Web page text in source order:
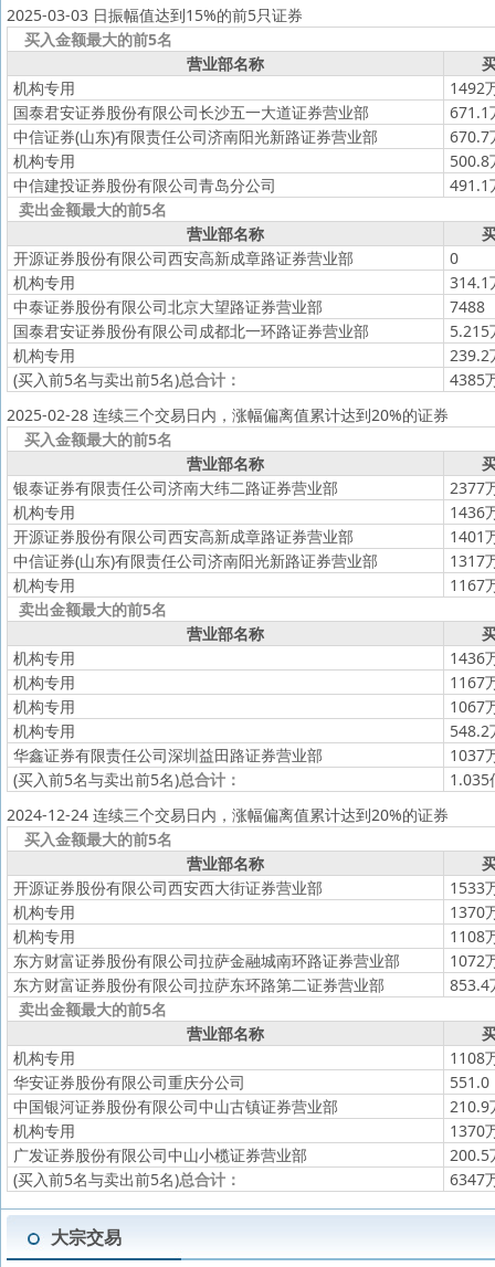
2025-03-03 日振幅值达到15%的前5只证券
买入金额最大的前5名
营业部名称
机构专用
1492
国泰君安证券股份有限公司长沙五一大道证券营业部
671.1
中信证券(山东)有限责任公司济南阳光新路证券营业部
670.7
机构专用
500.8
中信建投证券股份有限公司青岛分公司
491.1
卖出金额最大的前5名
营业部名称
开源证券股份有限公司西安高新成章路证券营业部
0
机构专用
314.1
中泰证券股份有限公司北京大望路证券营业部
7488
国泰君安证券股份有限公司成都北一环路证券营业部
5.215
机构专用
239.2
(买入前5名与卖出前5名)总合计：
4385
2025-02-28 连续三个交易日内，涨幅偏离值累计达到20%的证券
买入金额最大的前5名
营业部名称
银泰证券有限责任公司济南大纬二路证券营业部
2377
机构专用
1436
开源证券股份有限公司西安高新成章路证券营业部
1401
中信证券(山东)有限责任公司济南阳光新路证券营业部
1317
机构专用
1167
卖出金额最大的前5名
营业部名称
机构专用
1436
机构专用
1167
机构专用
1067
机构专用
548.2
华鑫证券有限责任公司深圳益田路证券营业部
1037
(买入前5名与卖出前5名)总合计：
1.035
2024-12-24 连续三个交易日内，涨幅偏离值累计达到20%的证券
买入金额最大的前5名
营业部名称
开源证券股份有限公司西安西大街证券营业部
1533
机构专用
1370
机构专用
1108
东方财富证券股份有限公司拉萨金融城南环路证券营业部
1072
东方财富证券股份有限公司拉萨东环路第二证券营业部
853.4
卖出金额最大的前5名
营业部名称
机构专用
1108
华安证券股份有限公司重庆分公司
551.0
中国银河证券股份有限公司中山古镇证券营业部
210.9
机构专用
1370
广发证券股份有限公司中山小榄证券营业部
200.5
(买入前5名与卖出前5名)总合计： 6347
大宗交易